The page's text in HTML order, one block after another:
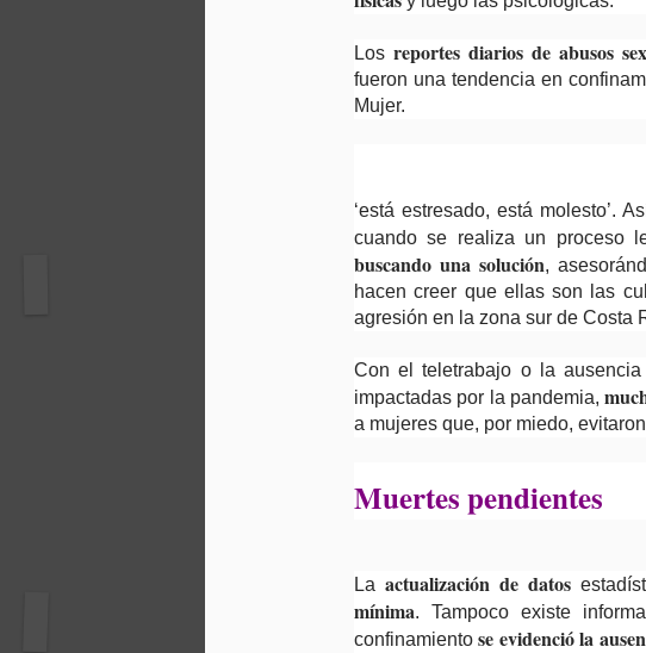
Losreportes diarios de abusos
fueron una tendencia en
Mujer.
‘está estresado, está molesto’.
cuando se realiza un proceso
buscando una solución,
hacen creer que ellas son las
agresión en la zona sur de Costa
Con el teletrabajo o la
impactadas por la pandemia,
a mujeres que, por miedo,
Muertes pendientes
La actualización de datos
mínima. Tampoco existe
confinamientose evidenció la